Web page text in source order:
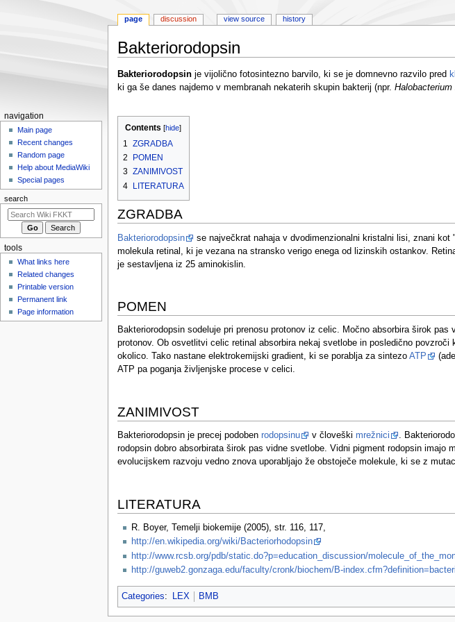
Bakteriorodopsin
Jump
to
Jump
to
Bakteriorodopsinje vijolično fotosintezno barvilo, ki se je domnevno razvilo pred
ki ga še danes najdemo v membranah nekaterih skupin bakterij (npr. Halobacterium
Contents
1 ZGRADBA
2
POMEN
3 ZANIMIVOST
4 LITERATURA
ZGRADBA
Bakteriorodopsin
se največkrat nahaja v dvodimenzionalni kristalni lisi, znani
molekula retinal, ki je vezana na stransko verigo enega od lizinskih ostankov.
je sestavljena iz 25 aminokislin.
POMEN
Bakteriorodopsin sodeluje pri prenosu protonov iz celic. Močno absorbira širok
protonov. Ob osvetlitvi celic retinal absorbira nekaj svetlobe in posledično
okolico. Tako nastane elektrokemijski gradient, ki se porablja za sintezo ATP
ATP pa poganja življenjske procese v celici.
ZANIMIVOST
Bakteriorodopsin je precej podoben rodopsinu v človeški mrežnici
.
rodopsin dobro absorbirata širok pas vidne svetlobe. Vidni pigment rodopsin
evolucijskem razvoju vedno znova uporabljajo že obstoječe molekule, ki se z
LITERATURA
R. Boyer, Temelji biokemije (2005), str. 116, 117,
http://en.wikipedia.org/wiki/Bacteriorhodopsin
http://www.rcsb.org/pdb/static.do?p=education_discussion/
http://guweb2.gonzaga.edu/faculty/cronk/biochem/B-
Categories: LEX BMB
N
a
o
n
m
page discussion view source history
navigation
Main page
Recent changes
Random page
Help about MediaWiki
Special pages
search
tools
What links here
Related changes
Printable version
Permanent link
Page information